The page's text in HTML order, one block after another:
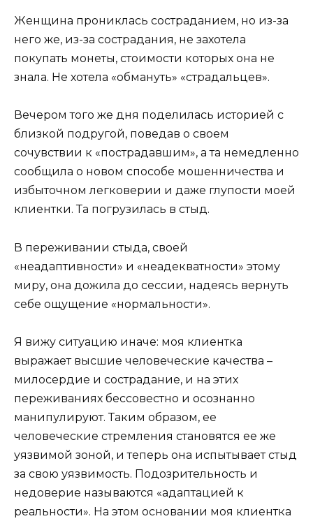
Женщина прониклась состраданием, но из-за
него же, из-за сострадания, не захотела
покупать монеты, стоимости которых она не
знала. Не хотела «обмануть» «страдальцев».
Вечером того же дня поделилась историей с
близкой подругой, поведав о своем
сочувствии к «пострадавшим», а та немедленно
сообщила о новом способе мошенничества и
избыточном легковерии и даже глупости моей
клиентки. Та погрузилась в стыд.
В переживании стыда, своей
«неадаптивности» и «неадекватности» этому
миру, она дожила до сессии, надеясь вернуть
себе ощущение «нормальности».
Я вижу ситуацию иначе: моя клиентка
выражает высшие человеческие качества –
милосердие и сострадание, и на этих
переживаниях бессовестно и осознанно
манипулируют. Таким образом, ее
человеческие стремления становятся ее же
уязвимой зоной, и теперь она испытывает стыд
за свою уязвимость. Подозрительность и
недоверие называются «адаптацией к
реальности». На этом основании моя клиентка